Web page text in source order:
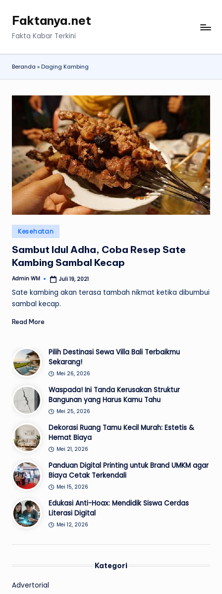
Faktanya.net
Fakta Kabar Terkini
Beranda »Daging Kambing
Posted
in
Kesehatan
Sambut Idul Adha, Coba Resep Sate
Kambing Sambal Kecap
Posted
Admin WM Juli 19, 2021
Sate kambing akan terasa tambah nikmat ketika dibumbui
sambal kecap.
Read More
Pilih Destinasi Sewa Villa Bali Terbaikmu
Sekarang!
Mei 26, 2026
Waspada! Ini Tanda Kerusakan Struktur
Bangunan yang Harus Kamu Tahu
Mei 25, 2026
Dekorasi Ruang Tamu Kecil Murah: Estetis &
Hemat Biaya
Mei 21, 2026
Panduan Digital Printing untuk Brand UMKM agar
Biaya Cetak Terkendali
Mei 15, 2026
Edukasi Anti-Hoax: Mendidik Siswa Cerdas
Literasi Digital
Mei 12, 2026
Kategori
Advertorial